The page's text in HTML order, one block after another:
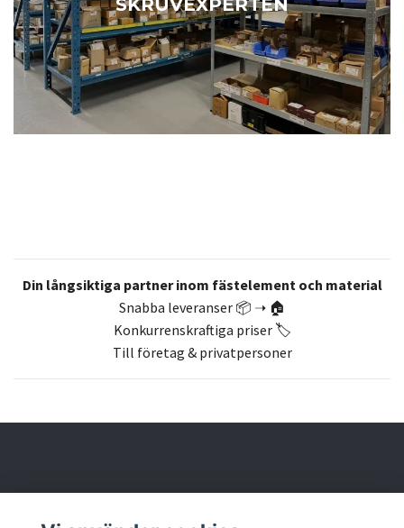
SKRUVEXPERTEN
Din långsiktiga partner inom fästelement och material
Snabba leveranser 📦 ➝ 🏠
Konkurrenskraftiga priser 🏷️
Till företag & privatpersoner